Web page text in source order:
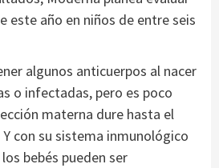
este año en niños de entre seis
algunos anticuerpos al nacer
o infectadas, pero es poco
materna dure hasta el
con su sistema inmunológico
bebés pueden ser